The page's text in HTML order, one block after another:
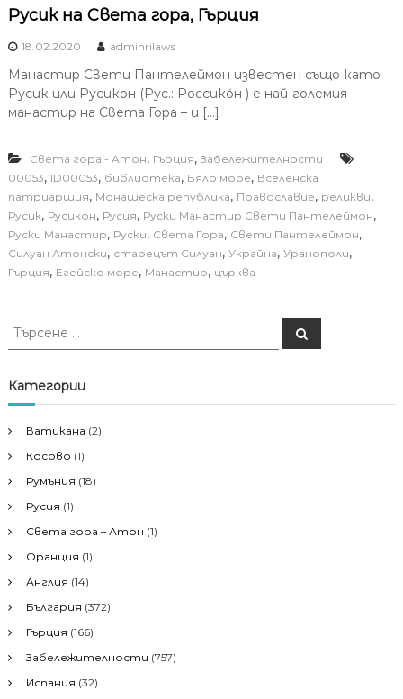
Русик на Света гора, Гърция
18.02.2020 adminrilaws
Манастир Свети Пантелеймон известен също като
Русик или Русикон (Рус.: Россико́н ) е най-големия
манастир на Света Гора – и […]
Света гора - Атон, Гърция, Забележителности
00053, ID00053, библиотека, Бяло море, Вселенска
патриаршия, Монашеска република, Православие, реликви,
Русик, Русикон, Русия, Руски Манастир Свети Пантелеймон,
Руски Манастир, Руски, Света Гора, Свети Пантелеймон,
Силуан Атонски, старецът Силуан, Украйна, Уранополи,
Гърция, Егейско море, Манастир, църква
Т
с
е
е
з
а
Т
ъ
е
Категории
Ватикана (2)
Косово (1)
Румъния (18)
Русия (1)
Света гора – Атон (1)
Франция (1)
Англия (14)
България (372)
Гърция (166)
Забележителности (757)
Испания (32)